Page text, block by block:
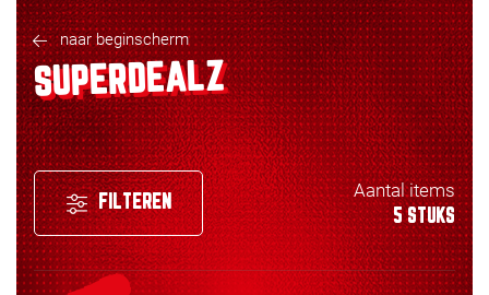
naar beginscherm
SUPERDEALZ
FILTEREN
Aantal items
5 STUKS